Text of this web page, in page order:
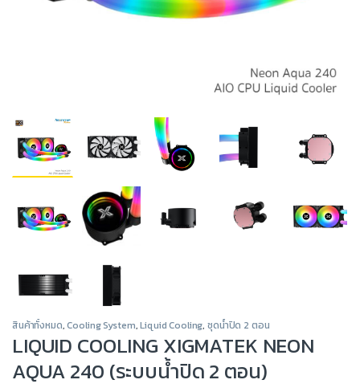
สินค้าทั้งหมด,Cooling System,Liquid Cooling,ชุดน้ำปิด 2 ตอน
LIQUID COOLING XIGMATEK NEON
AQUA 240 (ระบบน้ำปิด 2 ตอน)